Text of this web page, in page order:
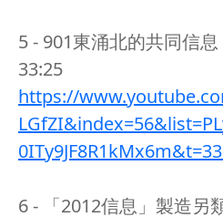
5 - 901東涌北的共同信息
33:25
https://
6 - 「2012信息」製造另